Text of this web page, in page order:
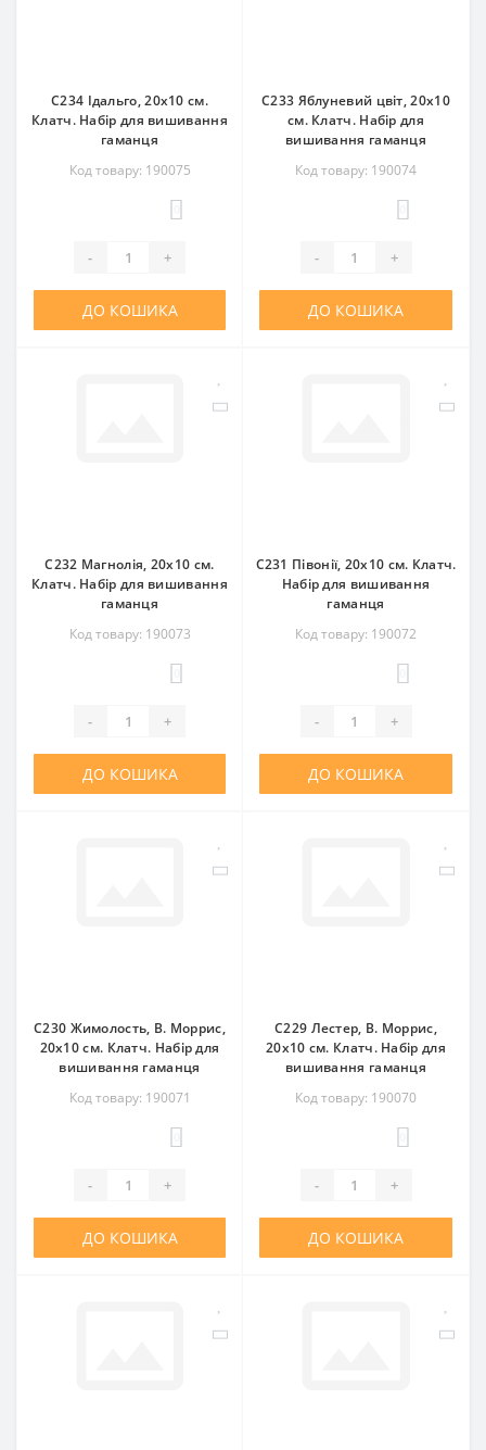
C234 Ідальго, 20x10 см.
Клатч. Набір для вишивання
гаманця
Код товару: 190075
- +
ДО КОШИКА
C233 Яблуневий цвіт, 20x10
см. Клатч. Набір для
вишивання гаманця
Код товару: 190074
- +
ДО КОШИКА
C232 Магнолія, 20x10 см.
Клатч. Набір для вишивання
гаманця
Код товару: 190073
- +
ДО КОШИКА
C231 Півонії, 20x10 см. Клатч.
Набір для вишивання
гаманця
Код товару: 190072
- +
ДО КОШИКА
C230 Жимолость, В. Моррис,
20x10 см. Клатч. Набір для
вишивання гаманця
Код товару: 190071
- +
ДО КОШИКА
C229 Лестер, В. Моррис,
20x10 см. Клатч. Набір для
вишивання гаманця
Код товару: 190070
- +
ДО КОШИКА